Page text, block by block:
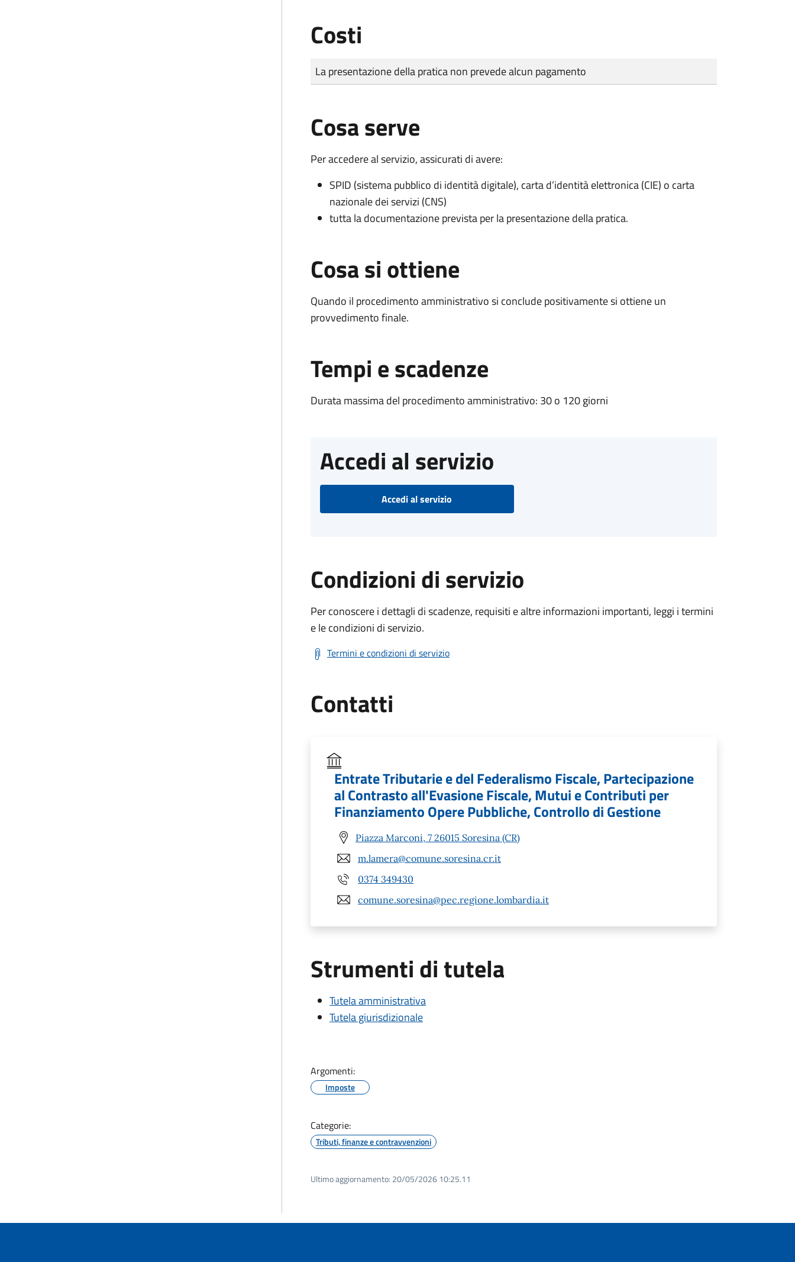
Costi
Tipo di pagamento
Importo
La presentazione della pratica non prevede alcun pagamento
Cosa serve
Per accedere al servizio, assicurati di avere:
SPID (sistema pubblico di identità digitale), carta d’identità elettronica (CIE) o carta
nazionale dei servizi (CNS)
tutta la documentazione prevista per la presentazione della pratica.
Cosa si ottiene
Quando il procedimento amministrativo si conclude positivamente si ottiene un
provvedimento finale.
Tempi e scadenze
Durata massima del procedimento amministrativo: 30 o 120 giorni
Accedi al servizio
Accedi al servizio
Condizioni di servizio
Per conoscere i dettagli di scadenze, requisiti e altre informazioni importanti, leggi i termini
e le condizioni di servizio.
Termini e condizioni di servizio
Contatti
Entrate Tributarie e del Federalismo Fiscale, Partecipazione
al Contrasto all'Evasione Fiscale, Mutui e Contributi per
Finanziamento Opere Pubbliche, Controllo di Gestione
Piazza Marconi, 7 26015 Soresina (CR)
m.lamera@comune.soresina.cr.it
0374 349430
comune.soresina@pec.regione.lombardia.it
Strumenti di tutela
Tutela amministrativa
Tutela giurisdizionale
Argomenti:
Imposte
Categorie:
Tributi, finanze e contravvenzioni
Ultimo aggiornamento: 20/05/2026 10:25.11